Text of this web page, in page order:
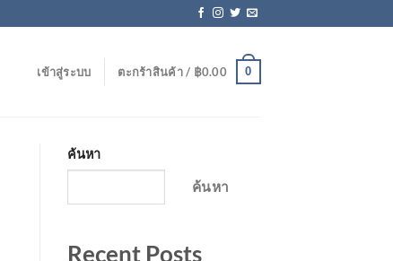
เข้าสู่ระบบ ตะกร้าสินค้า / ฿0.00 0
ค้นหา
ค้นหา
Recent Posts